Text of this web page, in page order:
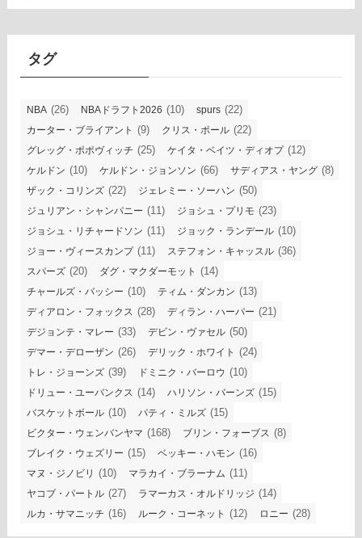
カ
イ
タグ
NBA (26) NBAドラフト2026 (10) spurs (22)
カーター・ブライアント (9) クリス・ポール (22)
グレッグ・ポポヴィッチ (25) ケイタ・ベイツ・ディオプ(12)
ケルドン (10) ケルドン・ジョンソン (66) サディアス・ヤング (8)
ザック・コリンズ (22) ジェレミー・ソーハン (50)
ジュリアン・シャンパニー (11) ジョシュ・プリモ (23)
ジョシュ・リチャードソン (11) ジョック・ランデール (10)
ジョー・ヴィースカンプ(11) ステフォン・キャッスル (36)
スパーズ (20) ダグ・マクダーモット (14)
チャールズ・バッシー (10) ティム・ダンカン (13)
ディアロン・フォックス (28) ディラン・ハーパー (21)
デジョンテ・マレー (33) デビン・ヴァセル (50)
デマー・デローザン (26) デリック・ホワイト (24)
トレ・ジョーンズ (39) ドミニク・バーロウ (10)
ドリュー・ユーバンクス (14) ハリソン・バーンズ (15)
バスケットボール (10) パティ・ミルズ (15)
ビクター・ウェンバンヤマ (168) ブリン・フォーブス (8)
ブレイク・ウェズリー (15) ベッキー・ハモン (16)
マヌ・ジノビリ (10) マラカイ・ブラーナム (11)
ヤコブ・パートル (27) ラマーカス・オルドリッジ (14)
ルカ・サマニッチ (16) ルーク・コーネット (12) ロニー (28)